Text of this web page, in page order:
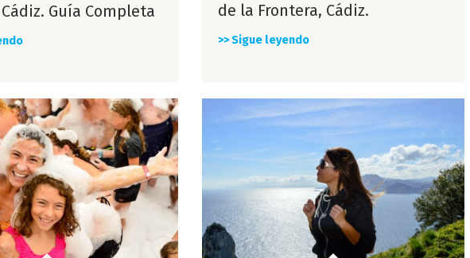
Guía Completa
de la Frontera, Cádiz.
>> Sigue leyendo